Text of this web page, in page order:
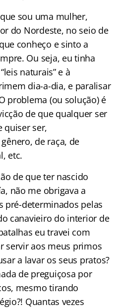
sou uma mulher,
do Nordeste, no seio de
conheço e sinto a
Ou seja, eu tinha
naturais” e à
dia-a-dia, e paralisar
problema (ou solução) é
de que qualquer ser
quiser ser,
de raça, de
etc.
de que ter nascido
não me obrigava a
pré-determinados pelas
canavieiro do interior de
eu travei com
servir aos meus primos
a lavar os seus pratos?
de preguiçosa por
mesmo tirando
Quantas vezes